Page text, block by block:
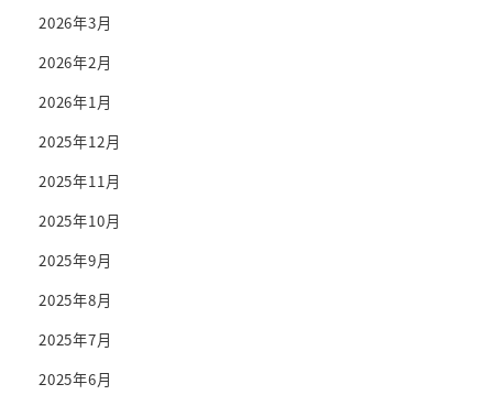
2026年3月
2026年2月
2026年1月
2025年12月
2025年11月
2025年10月
2025年9月
2025年8月
2025年7月
2025年6月